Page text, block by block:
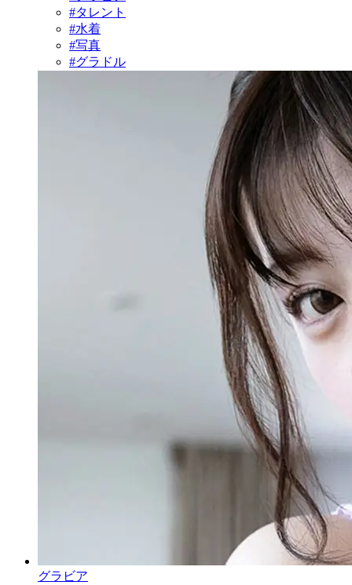
#タレント
#水着
#写真
#グラドル
グラビア